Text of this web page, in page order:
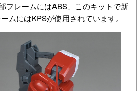
フレームにはABS、このキットで新
ムにはKPSが使用されています。